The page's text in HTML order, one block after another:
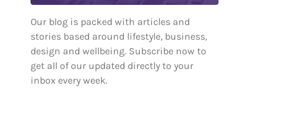
Our blog is packed with articles and
stories based around lifestyle, business,
design and wellbeing. Subscribe now to
get all of our updated directly to your
inbox every week.